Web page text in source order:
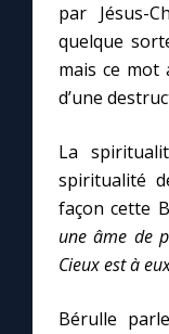
Marie qui
Me consacrer
Mes intentions
Une Minute
par Jésus-
quelque
mais ce mot
d’une
La
spiritualité
façon cette
une âme de
Cieux est à
Bérulle